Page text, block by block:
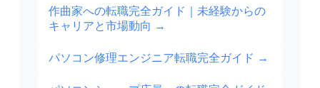
作曲家への転職完全ガイド｜未経験からの
キャリアと市場動向 →
パソコン修理エンジニア転職完全ガイド →